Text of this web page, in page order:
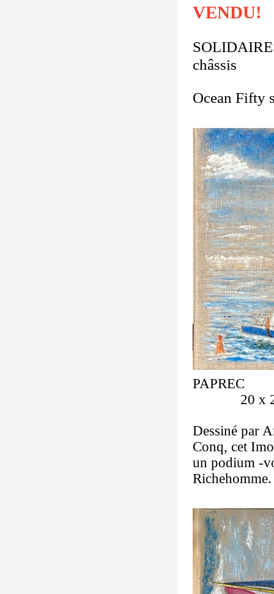
VENDU!
châssis
Ocean Fifty
PAPREC
20 x
Dessiné par
Conq, cet
un podium -